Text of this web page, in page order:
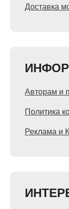
Доставка
Авторам и
Политика
Реклама и